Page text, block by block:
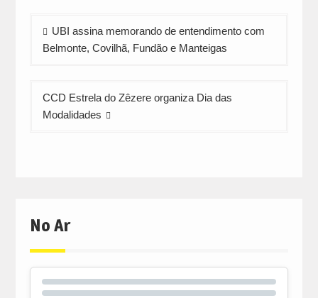
Navegação
de
UBI assina memorando de entendimento com
Belmonte, Covilhã, Fundão e Manteigas
CCD Estrela do Zêzere organiza Dia das
Modalidades
No Ar